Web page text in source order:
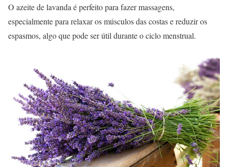
O azeite de lavanda é perfeito para fazer massagens,
especialmente para relaxar os músculos das costas e reduzir os
espasmos, algo que pode ser útil durante o ciclo menstrual.